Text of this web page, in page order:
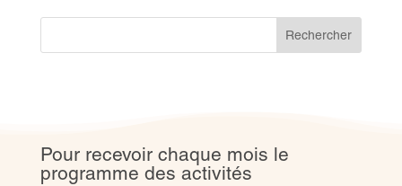
Rechercher
Pour recevoir chaque mois le
programme des activités